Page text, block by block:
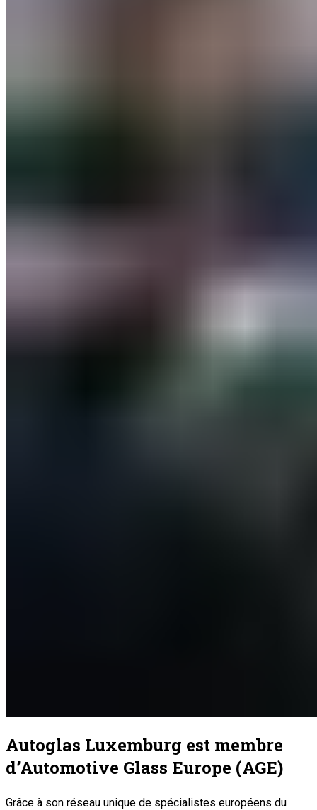
Autoglas Luxemburg est membre
d’Automotive Glass Europe (AGE)
Grâce à son réseau unique de spécialistes européens du